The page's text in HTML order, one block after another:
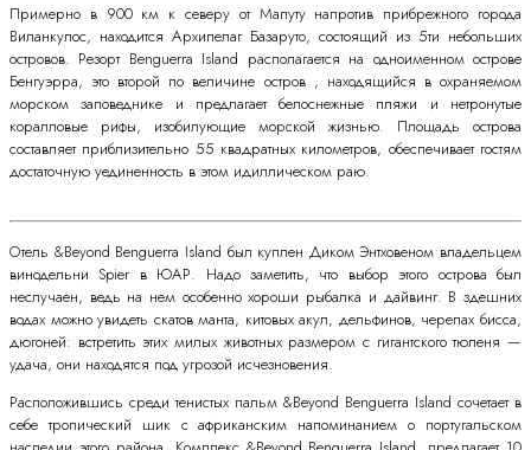
Примерно в 900 км к северу от Мапуту напротив прибрежного города
Виланкулос, находится Архипелаг Базаруто, состоящий из 5ти небольших
островов. Резорт Benguerra Island располагается на одноименном острове
Бенгуэрра, это второй по величине остров , находящийся в охраняемом
морском заповеднике и предлагает белоснежные пляжи и нетронутые
коралловые рифы, изобилующие морской жизнью. Площадь острова
составляет приблизительно 55 квадратных километров, обеспечивает гостям
достаточную уединенность в этом идиллическом раю.
Отель &Beyond Benguerra Island был куплен Диком Энтховеном владельцем
винодельни Spier в ЮАР. Надо заметить, что выбор этого острова был
неслучаен, ведь на нем особенно хороши рыбалка и дайвинг. В здешних
водах можно увидеть скатов манта, китовых акул, дельфинов, черепах бисса,
дюгоней: встретить этих милых животных размером с гигантского тюленя —
удача, они находятся под угрозой исчезновения.
Расположившись среди тенистых пальм &Beyond Benguerra Island сочетает в
себе тропический шик с африканским напоминанием о португальском